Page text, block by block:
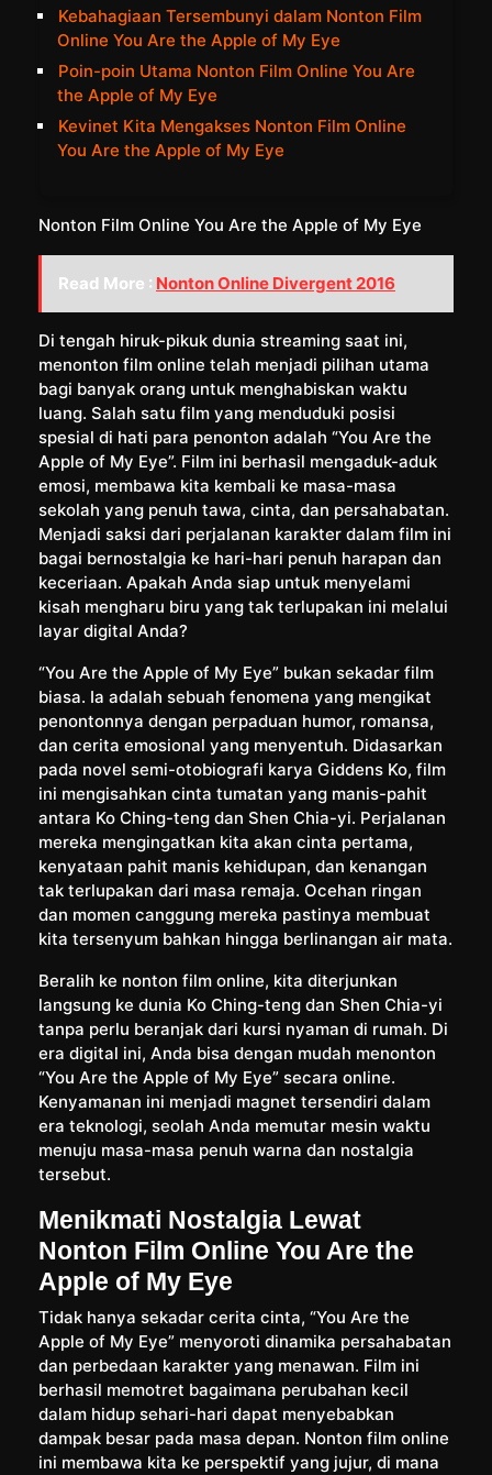
Kebahagiaan Tersembunyi dalam Nonton Film
Online You Are the Apple of My Eye
Poin-poin Utama Nonton Film Online You Are
the Apple of My Eye
Kevinet Kita Mengakses Nonton Film Online
You Are the Apple of My Eye
Nonton Film Online You Are the Apple of My Eye
Read More : Nonton Online Divergent 2016
Di tengah hiruk-pikuk dunia streaming saat ini,
menonton film online telah menjadi pilihan utama
bagi banyak orang untuk menghabiskan waktu
luang. Salah satu film yang menduduki posisi
spesial di hati para penonton adalah “You Are the
Apple of My Eye”. Film ini berhasil mengaduk-aduk
emosi, membawa kita kembali ke masa-masa
sekolah yang penuh tawa, cinta, dan persahabatan.
Menjadi saksi dari perjalanan karakter dalam film ini
bagai bernostalgia ke hari-hari penuh harapan dan
keceriaan. Apakah Anda siap untuk menyelami
kisah mengharu biru yang tak terlupakan ini melalui
layar digital Anda?
“You Are the Apple of My Eye” bukan sekadar film
biasa. Ia adalah sebuah fenomena yang mengikat
penontonnya dengan perpaduan humor, romansa,
dan cerita emosional yang menyentuh. Didasarkan
pada novel semi-otobiografi karya Giddens Ko, film
ini mengisahkan cinta tumatan yang manis-pahit
antara Ko Ching-teng dan Shen Chia-yi. Perjalanan
mereka mengingatkan kita akan cinta pertama,
kenyataan pahit manis kehidupan, dan kenangan
tak terlupakan dari masa remaja. Ocehan ringan
dan momen canggung mereka pastinya membuat
kita tersenyum bahkan hingga berlinangan air mata.
Beralih ke nonton film online, kita diterjunkan
langsung ke dunia Ko Ching-teng dan Shen Chia-yi
tanpa perlu beranjak dari kursi nyaman di rumah. Di
era digital ini, Anda bisa dengan mudah menonton
“You Are the Apple of My Eye” secara online.
Kenyamanan ini menjadi magnet tersendiri dalam
era teknologi, seolah Anda memutar mesin waktu
menuju masa-masa penuh warna dan nostalgia
tersebut.
Menikmati Nostalgia Lewat
Nonton Film Online You Are the
Apple of My Eye
Tidak hanya sekadar cerita cinta, “You Are the
Apple of My Eye” menyoroti dinamika persahabatan
dan perbedaan karakter yang menawan. Film ini
berhasil memotret bagaimana perubahan kecil
dalam hidup sehari-hari dapat menyebabkan
dampak besar pada masa depan. Nonton film online
ini membawa kita ke perspektif yang jujur, di mana